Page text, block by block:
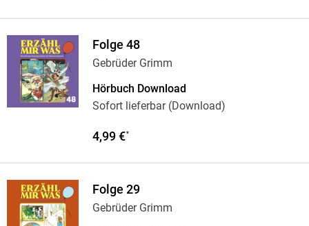
Folge 48
Gebrüder Grimm
Hörbuch Download
Sofort lieferbar (Download)
4,99 €*
Folge 29
Gebrüder Grimm